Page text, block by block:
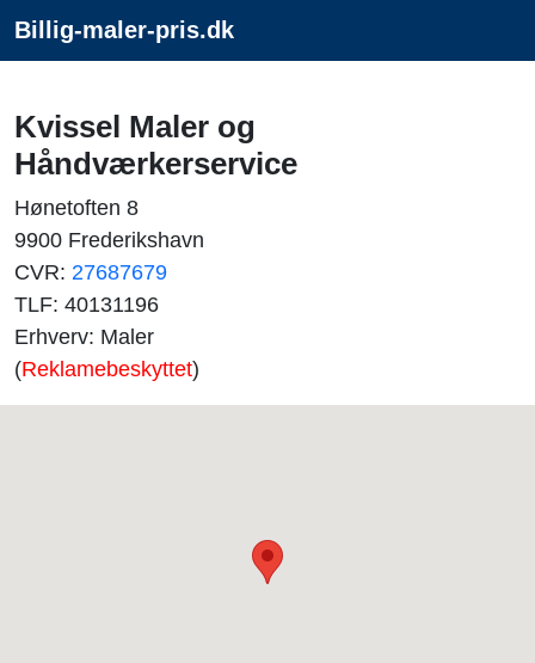
Billig-maler-pris.dk
Kvissel Maler og
Håndværkerservice
Hønetoften 8
9900 Frederikshavn
CVR: 27687679
TLF: 40131196
Erhverv: Maler
(Reklamebeskyttet)